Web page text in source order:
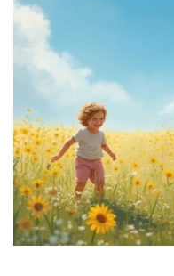
формирование
способностей. В
рассмотрим, что
детство и какими
уделять особое
почему первые годы
как родители могут
росту и развитию